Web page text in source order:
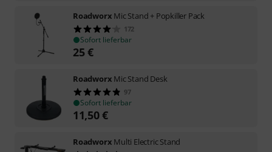
Roadworx Mic Stand + Popkiller Pack
172
Sofort lieferbar
25€
Roadworx Mic Stand Desk
97
Sofort lieferbar
11,50€
Roadworx Multi Electric Stand